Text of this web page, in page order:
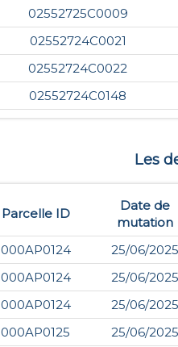
02552725C0009
02552724C0021
02552724C0022
02552724C0148
Les
Parcelle ID
Date de
mutation
000AP0124
25/06/2025
000AP0124
25/06/2025
000AP0124
25/06/2025
000AP0125
25/06/2025